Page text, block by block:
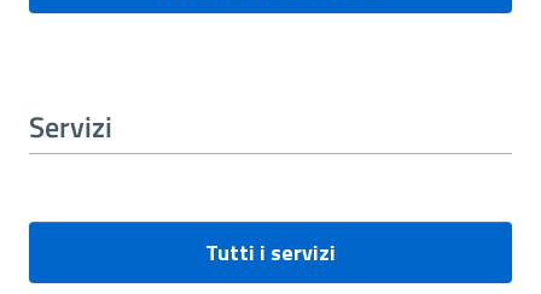
Servizi
Tutti i servizi